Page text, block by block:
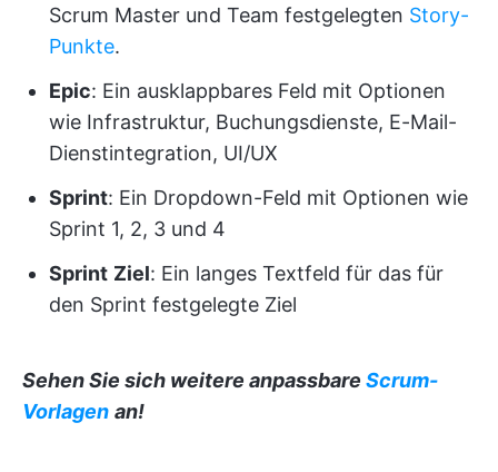
Scrum Master und Team festgelegten Story-
Punkte.
Epic: Ein ausklappbares Feld mit Optionen
wie Infrastruktur, Buchungsdienste, E-Mail-
Dienstintegration, UI/UX
Sprint: Ein Dropdown-Feld mit Optionen wie
Sprint 1, 2, 3 und 4
Sprint Ziel: Ein langes Textfeld für das für
den Sprint festgelegte Ziel
Sehen Sie sich weitere anpassbare Scrum-
Vorlagen an!